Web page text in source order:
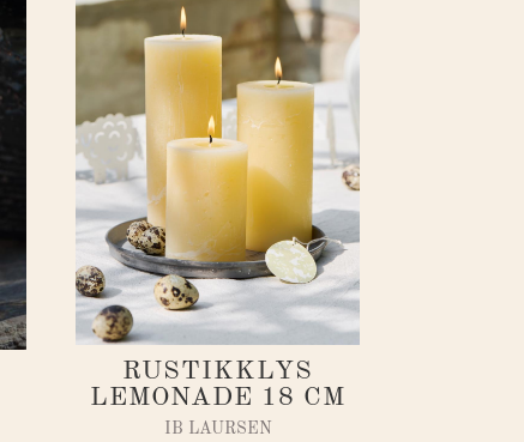
RUSTIKKLYS
LEMONADE 18 CM
IB LAURSEN